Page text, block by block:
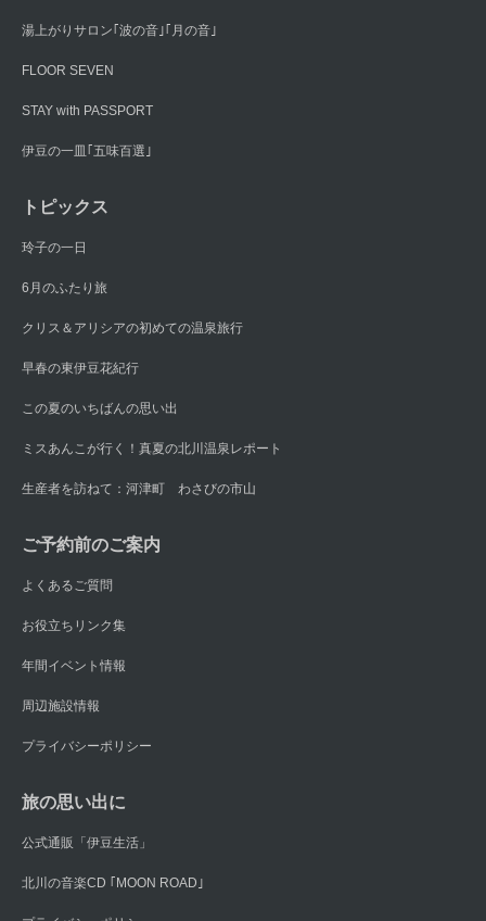
湯上がりサロン｢波の音｣｢月の音｣
FLOOR SEVEN
STAY with PASSPORT
伊豆の一皿｢五味百選｣
トピックス
玲子の一日
6月のふたり旅
クリス＆アリシアの初めての温泉旅行
早春の東伊豆花紀行
この夏のいちばんの思い出
ミスあんこが行く！真夏の北川温泉レポート
生産者を訪ねて：河津町 わさびの市山
ご予約前のご案内
よくあるご質問
お役立ちリンク集
年間イベント情報
周辺施設情報
プライバシーポリシー
旅の思い出に
公式通販「伊豆生活」
北川の音楽CD ｢MOON ROAD｣